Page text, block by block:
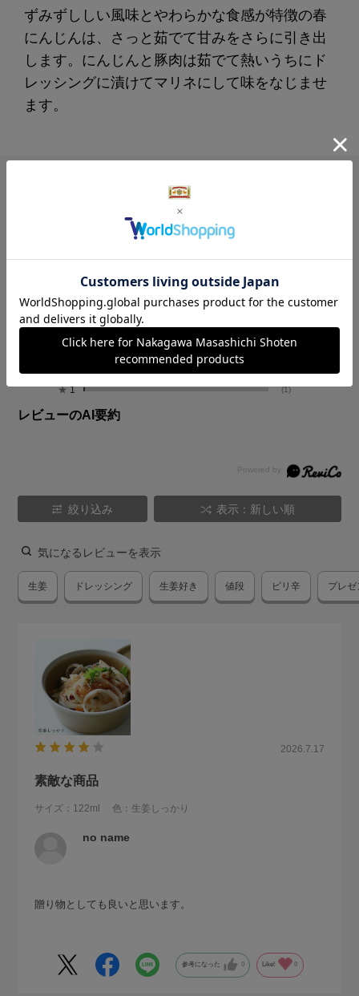
ずみずししい風味とやわらかな食感が特徴の春
にんじんは、さっと茹でて甘みをさらに引き出
します。にんじんと豚肉は茹でて熱いうちにド
レッシングに漬けてマリネにして味をなじませ
ます。
レビュー
4.4
★ 5 (35)
★ 4 (24)
★ 3 (7)
★ 1 (1)
レビューのAI要約
絞り込み 表示：新しい順
気になるレビューを表示
生姜 ドレッシング 生姜好き 値段 ピリ辛 プレ
2026.7.17
素敵な商品
サイズ：122ml 色：生姜しっかり
no name
贈り物としても良いと思います。
参考になった 0 Like! 0